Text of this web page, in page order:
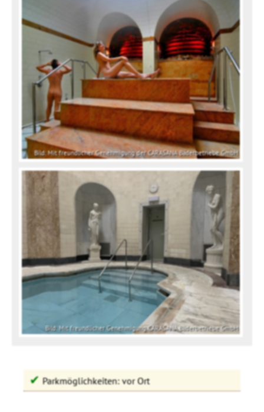
Bild: Mit freundlicher Genehmigung der CARASANA Bäderbetriebe GmbH
Bild: Mit freundlicher Genehmigung CARASANA Bäderbetriebe GmbH
✔ Parkmöglichkeiten: vor Ort